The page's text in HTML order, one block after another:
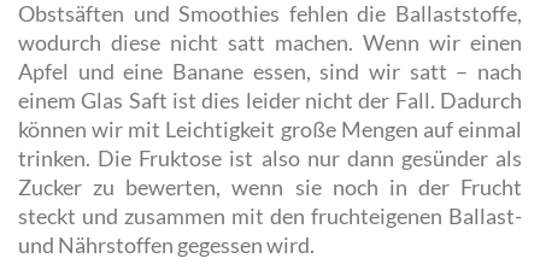
Obstsäften und Smoothies fehlen die Ballaststoffe,
wodurch diese nicht satt machen. Wenn wir einen
Apfel und eine Banane essen, sind wir satt – nach
einem Glas Saft ist dies leider nicht der Fall. Dadurch
können wir mit Leichtigkeit große Mengen auf einmal
trinken. Die Fruktose ist also nur dann gesünder als
Zucker zu bewerten, wenn sie noch in der Frucht
steckt und zusammen mit den fruchteigenen Ballast-
und Nährstoffen gegessen wird.